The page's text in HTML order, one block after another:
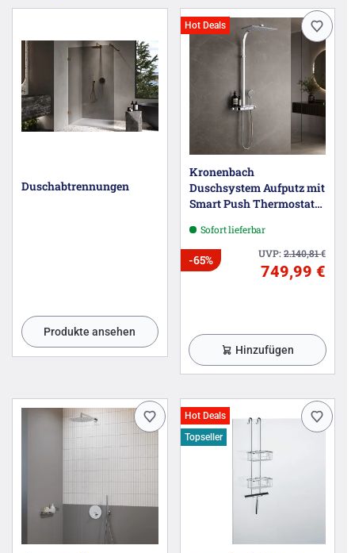
Duschabtrennungen
Produkte ansehen
Hot Deals
Kronenbach
Duschsystem Aufputz mit
Smart Push Thermostat
Sofort lieferbar
UVP:2.140,81€
-65%
749,99 €
Hinzufügen
Hot Deals
Topseller